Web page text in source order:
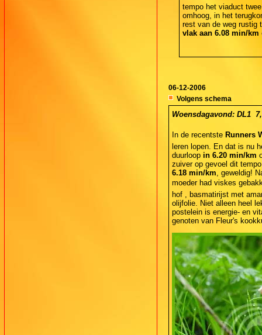
tempo het viaduct
omhoog, in het
rest van de weg rustig
vlak aan 6.08 min/km
06-12-2006
Volgens schema
Woensdagavond: DL1 
In de recentste Runners
leren lopen. En dat is nu
duurloop in 6.20 min/km
zuiver op gevoel dit
6.18 min/km , geweldig!
moeder had viskes
hof , basmatirijst met
olijfolie. Niet alleen heel
postelein is energie- en
genoten van Fleur's